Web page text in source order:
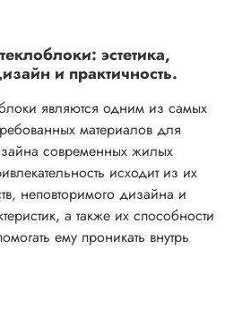
эстетика,
и практичность.
являются одним из самых
материалов для
современных жилых
исходит из их
неповторимого дизайна и
а также их способности
ему проникать внутрь